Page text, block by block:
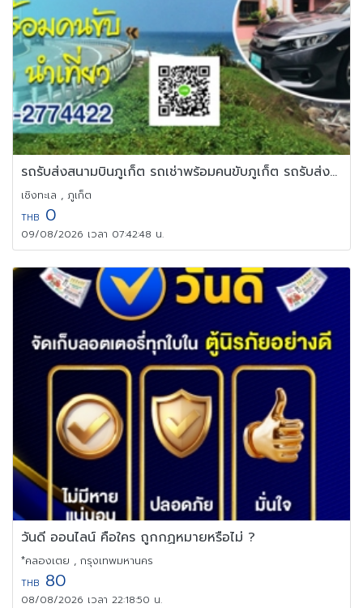
รถรับส่งสนามบินภูเก็ต รถเช่าพร้อมคนขับภูเก็ต รถรับส่งภูเก็ต
เชิงทะเล , ภูเก็ต
THB 0
09/08/2026 เวลา 07:42:48 น.
วันดี ออนไลน์ คือใคร ถูกกฏหมายหรือไม่ ?
*คลองเตย , กรุงเทพมหานคร
THB 80
08/08/2026 เวลา 22:18:50 น.